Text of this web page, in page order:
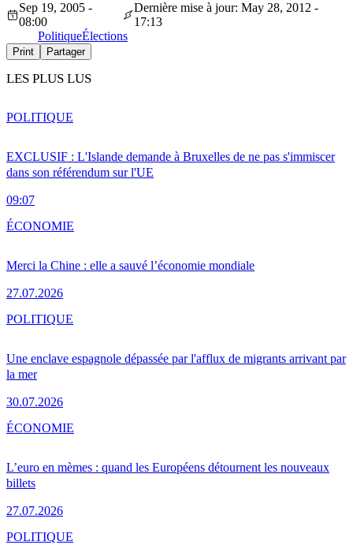
Sep 19, 2005 -
08:00
Dernière mise à jour: May 28, 2012 -
17:13
PolitiqueÉlections
Print Partager
LES PLUS LUS
EXCLUSIF : L'Islande demande à Bruxelles de ne pas s'immiscer
dans son référendum sur l'UE
09:07
POLITIQUE
Merci la Chine : elle a sauvé l’économie mondiale
27.07.2026
ÉCONOMIE
Une enclave espagnole dépassée par l'afflux de migrants arrivant par
la mer
30.07.2026
POLITIQUE
L’euro en mèmes : quand les Européens détournent les nouveaux
billets
27.07.2026
ÉCONOMIE
POLITIQUE